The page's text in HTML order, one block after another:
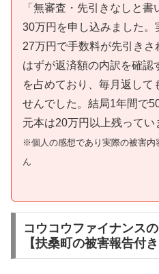
「無審査・先引きなしと
30万円を申し込みました
27万円で手数料が先引き
はずが返済額の内訳を確認
を占めており、毎月返して
せんでした。結局1年間で
元本は20万円以上残ってい
※個人の感想であり実際の被害内
ん
コウコウファイナンス
【扶桑町の被害報告付き